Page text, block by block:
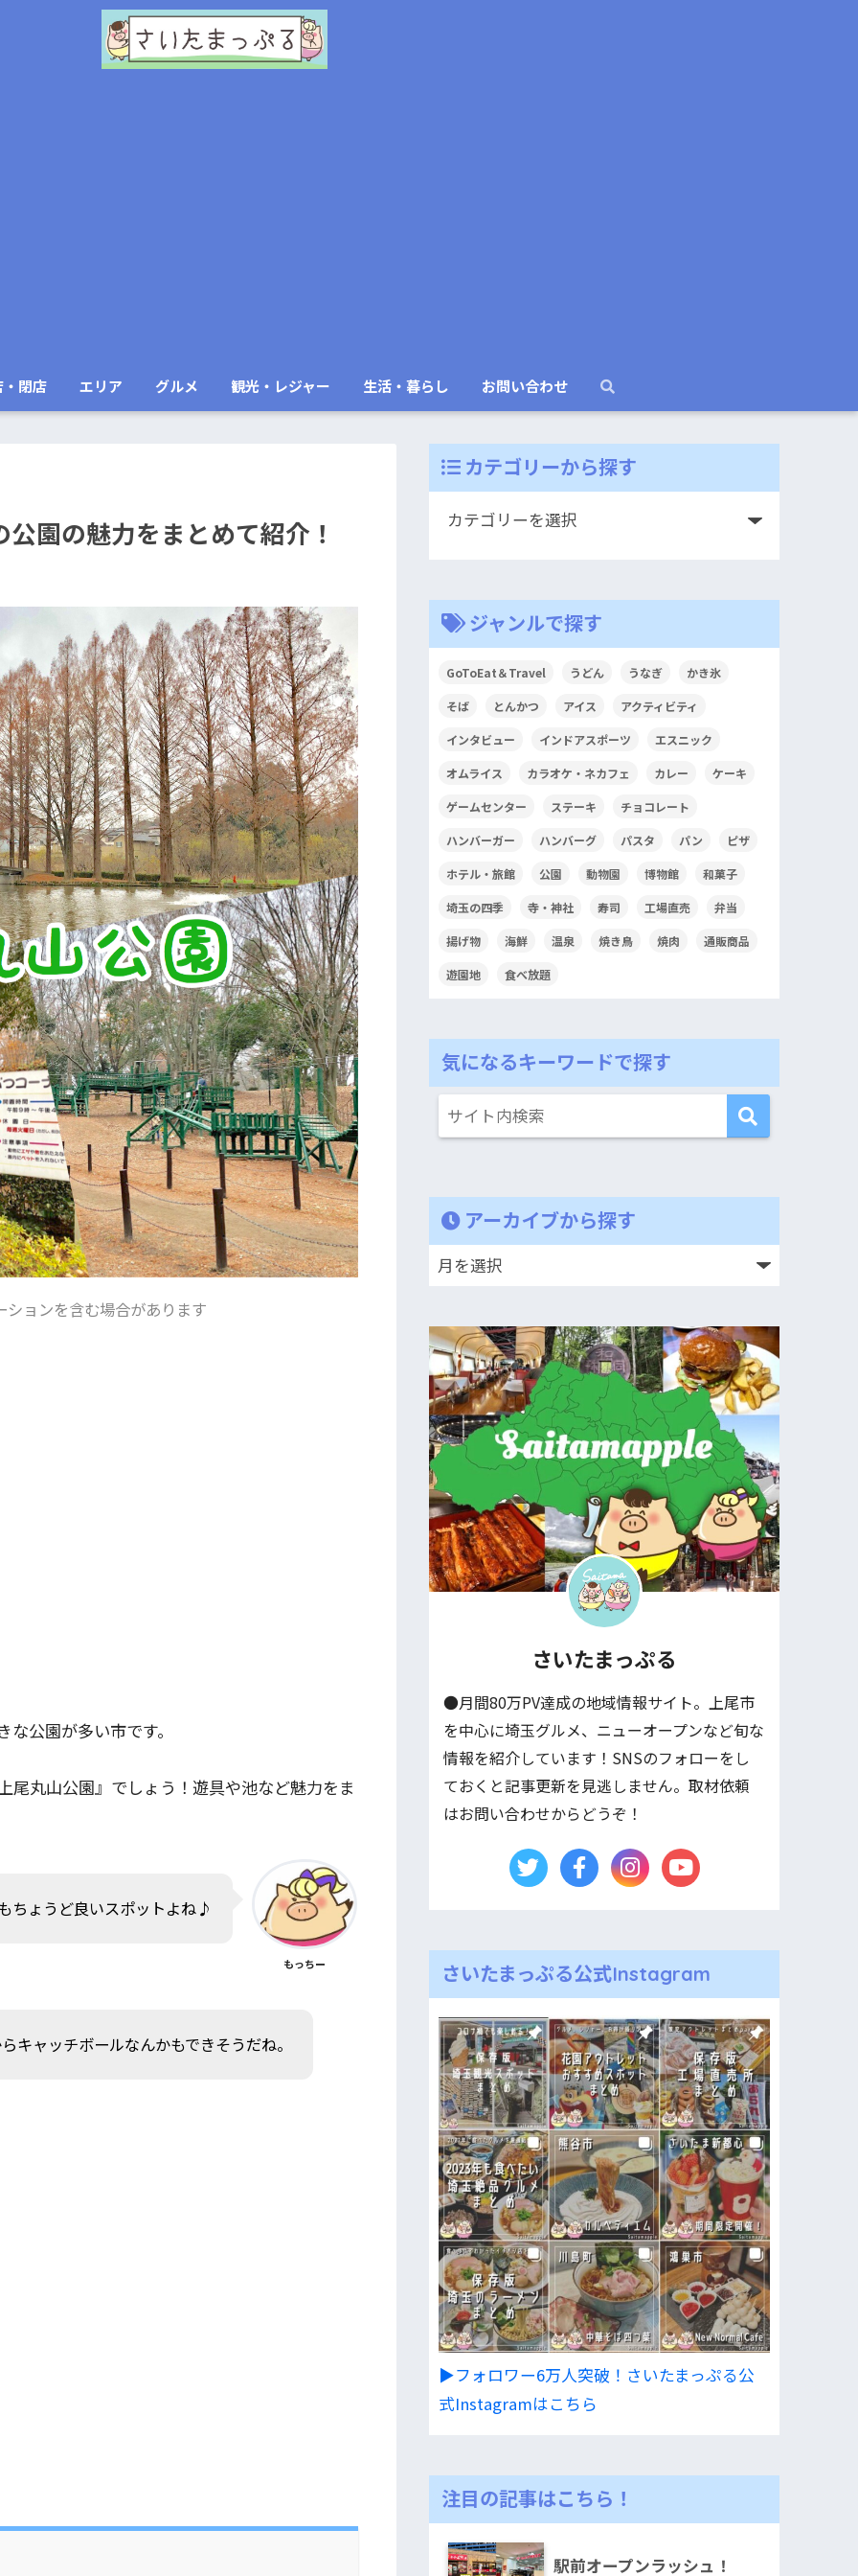
閉店 エリア グルメ 観光・レジャー 生活・暮らし お問い合わせ
園の魅力をまとめて紹介！
ョンを含む場合があります
公園が多い市です。
尾丸山公園』でしょう！遊具や池など魅力をま
ちょうど良いスポットよね♪
もっちー
キャッチボールなんかもできそうだね。
カテゴリーから探す
ジャンルで探す
GoToEat＆Travel うどん うなぎ かき氷
そば とんかつ アイス アクティビティ
インタビュー インドアスポーツ エスニック
オムライス カラオケ・ネカフェ カレー ケーキ
ゲームセンター ステーキ チョコレート
ハンバーガー ハンバーグ パスタ パン ピザ
ホテル・旅館 公園 動物園 博物館 和菓子
埼玉の四季 寺・神社 寿司 工場直売 弁当
揚げ物 海鮮 温泉 焼き鳥 焼肉 通販商品
遊園地 食べ放題
気になるキーワードで探す
アーカイブから探す
さいたまっぷる
●月間80万PV達成の地域情報サイト。上尾市
を中心に埼玉グルメ、ニューオープンなど旬な
情報を紹介しています！SNSのフォローをし
ておくと記事更新を見逃しません。取材依頼
はお問い合わせからどうぞ！
さいたまっぷる公式Instagram
▶︎フォロワー6万人突破！さいたまっぷる公
式Instagramはこちら
注目の記事はこちら！
駅前オープンラッシュ！